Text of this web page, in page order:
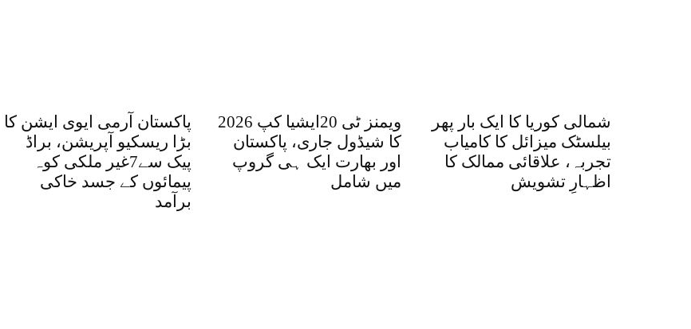
پاکستان آرمی ایوی ایشن کا
بڑا ریسکیو آپریشن، براڈ
پیک سے7غیر ملکی کوہ
پیمائوں کے جسد خاکی
برآمد
ویمنز ٹی 20ایشیا کپ 2026
کا شیڈول جاری، پاکستان
اور بھارت ایک ہی گروپ
میں شامل
شمالی کوریا کا ایک بار پھر
بیلسٹک میزائل کا کامیاب
تجربہ، علاقائی ممالک کا
اظہارِ تشویش